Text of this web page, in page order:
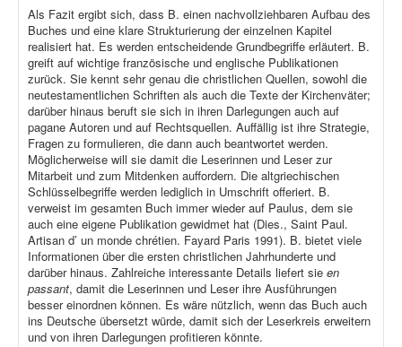
Als Fazit ergibt sich, dass B. einen nachvollziehbaren Aufbau des
Buches und eine klare Strukturierung der einzelnen Kapitel
realisiert hat. Es werden entscheidende Grundbegriffe erläutert. B.
greift auf wichtige französische und englische Publikationen
zurück. Sie kennt sehr genau die christlichen Quellen, sowohl die
neutestamentlichen Schriften als auch die Texte der Kirchenväter;
darüber hinaus beruft sie sich in ihren Darlegungen auch auf
pagane Autoren und auf Rechtsquellen. Auffällig ist ihre Strategie,
Fragen zu formulieren, die dann auch beantwortet werden.
Möglicherweise will sie damit die Leserinnen und Leser zur
Mitarbeit und zum Mitdenken auffordern. Die altgriechischen
Schlüsselbegriffe werden lediglich in Umschrift offeriert. B.
verweist im gesamten Buch immer wieder auf Paulus, dem sie
auch eine eigene Publikation gewidmet hat (Dies., Saint Paul.
Artisan d’ un monde chrétien. Fayard Paris 1991). B. bietet viele
Informationen über die ersten christlichen Jahrhunderte und
darüber hinaus. Zahlreiche interessante Details liefert sie en
passant, damit die Leserinnen und Leser ihre Ausführungen
besser einordnen können. Es wäre nützlich, wenn das Buch auch
ins Deutsche übersetzt würde, damit sich der Leserkreis erweitern
und von ihren Darlegungen profitieren könnte.